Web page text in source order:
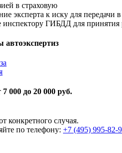
в страховую
эксперта к иску для передачи
инспектору ГИБДД для
автоэкспертиз
7 000 до 20 000 руб.
конкретного случая.
по телефону: +7 (495) 995-82-